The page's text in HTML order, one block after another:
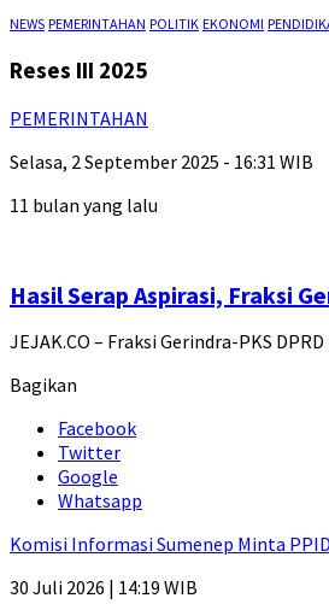
NEWS PEMERINTAHAN POLITIK EKONOMI
Reses III 2025
PEMERINTAHAN
Selasa, 2 September 2025 - 16:31 WIB
11 bulan yang lalu
Hasil Serap Aspirasi, Fraksi
JEJAK.CO – Fraksi Gerindra-PKS
Bagikan
Facebook
Twitter
Google
Whatsapp
Komisi Informasi Sumenep Minta
30 Juli 2026 | 14:19 WIB